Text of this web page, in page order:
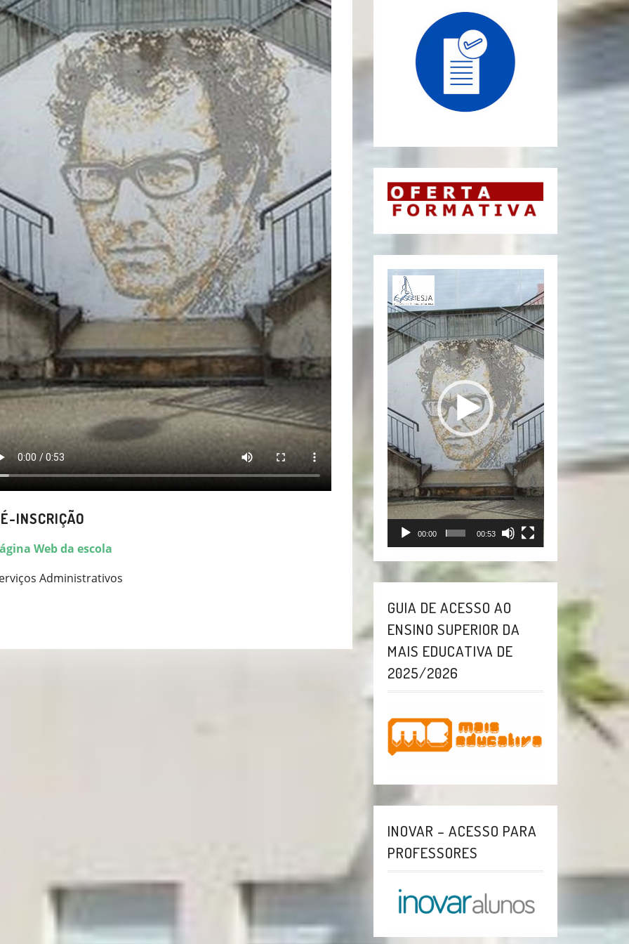
INSCRIÇÃO
Web da escola
Administrativos
Reprodutor
de
vídeo
00:00 00:53
GUIA DE ACESSO AO
ENSINO SUPERIOR DA
MAIS EDUCATIVA DE
2025/2026
INOVAR – ACESSO PARA
PROFESSORES